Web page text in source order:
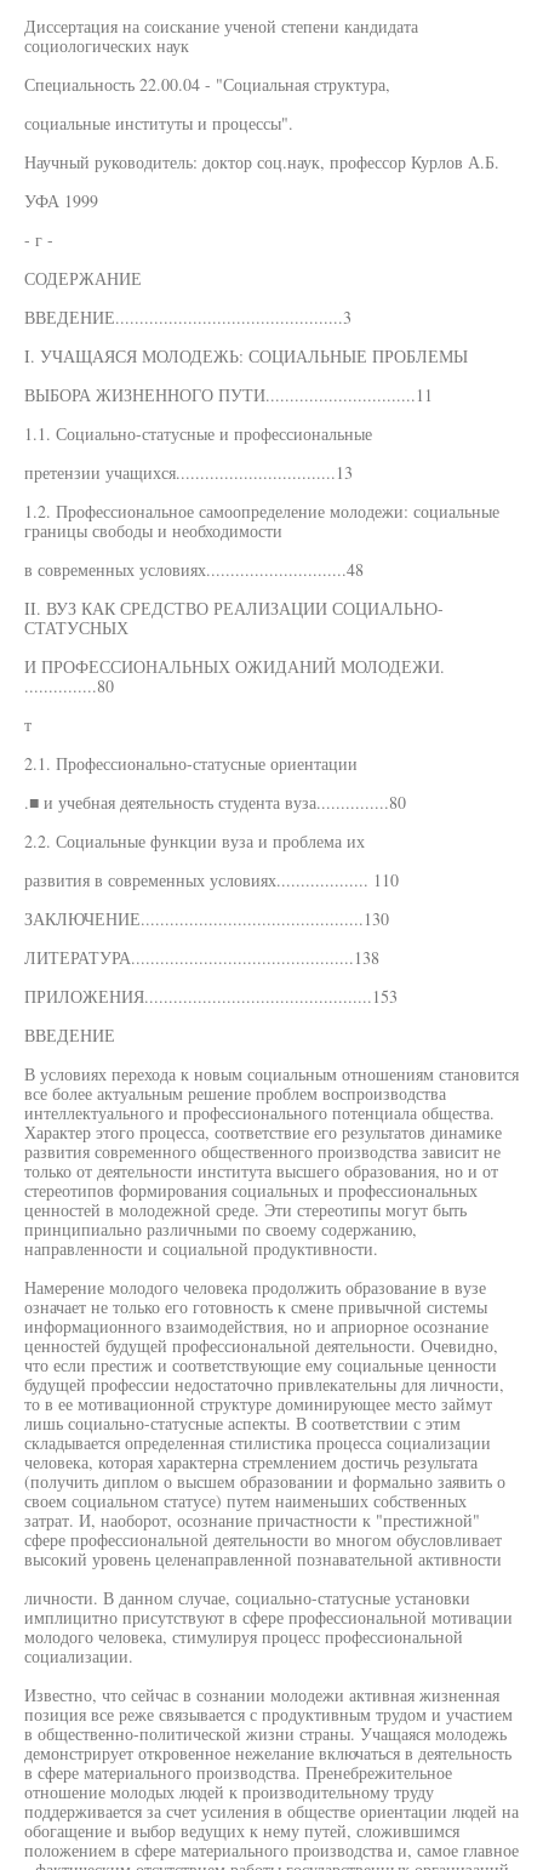
Диссертация на соискание ученой степени кандидата
социологических наук
Специальность 22.00.04 - "Социальная структура,
социальные институты и процессы".
Научный руководитель: доктор соц.наук, профессор Курлов А.Б.
УФА 1999
- г -
СОДЕРЖАНИЕ
ВВЕДЕНИЕ...............................................3
I. УЧАЩАЯСЯ МОЛОДЕЖЬ: СОЦИАЛЬНЫЕ ПРОБЛЕМЫ
ВЫБОРА ЖИЗНЕННОГО ПУТИ...............................11
1.1. Социально-статусные и профессиональные
претензии учащихся.................................13
1.2. Профессиональное самоопределение молодежи: социальные
границы свободы и необходимости
в современных условиях.............................48
II. ВУЗ КАК СРЕДСТВО РЕАЛИЗАЦИИ СОЦИАЛЬНО-
СТАТУСНЫХ
И ПРОФЕССИОНАЛЬНЫХ ОЖИДАНИЙ МОЛОДЕЖИ.
...............80
т
2.1. Профессионально-статусные ориентации
.■ и учебная деятельность студента вуза...............80
2.2. Социальные функции вуза и проблема их
развития в современных условиях................... 110
ЗАКЛЮЧЕНИЕ..............................................130
ЛИТЕРАТУРА..............................................138
ПРИЛОЖЕНИЯ...............................................153
ВВЕДЕНИЕ
В условиях перехода к новым социальным отношениям становится
все более актуальным решение проблем воспроизводства
интеллектуального и профессионального потенциала общества.
Характер этого процесса, соответствие его результатов динамике
развития современного общественного производства зависит не
только от деятельности института высшего образования, но и от
стереотипов формирования социальных и профессиональных
ценностей в молодежной среде. Эти стереотипы могут быть
принципиально различными по своему содержанию,
направленности и социальной продуктивности.
Намерение молодого человека продолжить образование в вузе
означает не только его готовность к смене привычной системы
информационного взаимодействия, но и априорное осознание
ценностей будущей профессиональной деятельности. Очевидно,
что если престиж и соответствующие ему социальные ценности
будущей профессии недостаточно привлекательны для личности,
то в ее мотивационной структуре доминирующее место займут
лишь социально-статусные аспекты. В соответствии с этим
складывается определенная стилистика процесса социализации
человека, которая характерна стремлением достичь результата
(получить диплом о высшем образовании и формально заявить о
своем социальном статусе) путем наименьших собственных
затрат. И, наоборот, осознание причастности к "престижной"
сфере профессиональной деятельности во многом обусловливает
высокий уровень целенаправленной познавательной активности
личности. В данном случае, социально-статусные установки
имплицитно присутствуют в сфере профессиональной мотивации
молодого человека, стимулируя процесс профессиональной
социализации.
Известно, что сейчас в сознании молодежи активная жизненная
позиция все реже связывается с продуктивным трудом и участием
в общественно-политической жизни страны. Учащаяся молодежь
демонстрирует откровенное нежелание включаться в деятельность
в сфере материального производства. Пренебрежительное
отношение молодых людей к производительному труду
поддерживается за счет усиления в обществе ориентации людей на
обогащение и выбор ведущих к нему путей, сложившимся
положением в сфере материального производства и, самое главное